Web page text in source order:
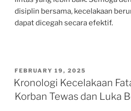
disiplin bersama, kecelakaan
dapat dicegah secara efektif.
POSTED
ON
FEBRUARY 19, 2025
Kronologi Kecelakaan
Korban Tewas dan Luka